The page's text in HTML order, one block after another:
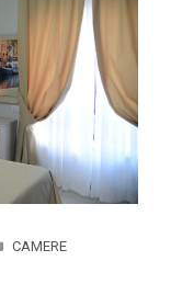
CAMERE